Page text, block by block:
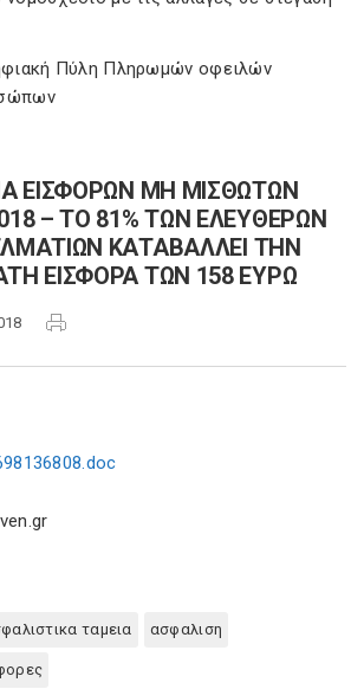
Πύλη Πληρωμών οφειλών
ΕΙΣΦΟΡΩΝ ΜΗ ΜΙΣΘΩΤΩΝ
– TΟ 81% ΤΩΝ ΕΛΕΥΘΕΡΩΝ
ΚΑΤΑΒΑΛΛΕΙ ΤΗΝ
ΕΙΣΦΟΡΑ ΤΩΝ 158 ΕΥΡΩ
ταμεια ασφαλιση